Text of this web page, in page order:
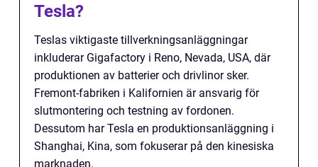
Tesla?
Teslas viktigaste tillverkningsanläggningar
inkluderar Gigafactory i Reno, Nevada, USA, där
produktionen av batterier och drivlinor sker.
Fremont-fabriken i Kalifornien är ansvarig för
slutmontering och testning av fordonen.
Dessutom har Tesla en produktionsanläggning i
Shanghai, Kina, som fokuserar på den kinesiska
marknaden.